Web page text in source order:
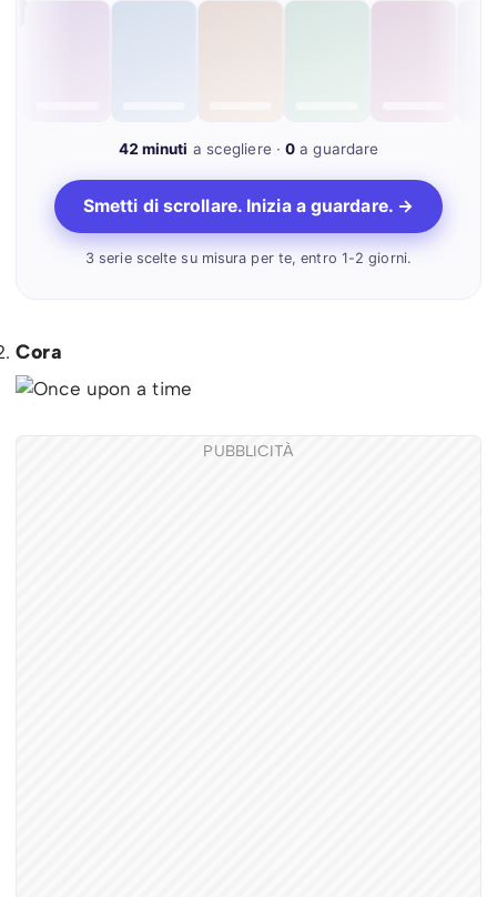
42 minuti a scegliere ·0 a guardare
Smetti di scrollare. Inizia a guardare. →
3 serie scelte su misura per te, entro 1-2 giorni.
Cora
PUBBLICITÀ